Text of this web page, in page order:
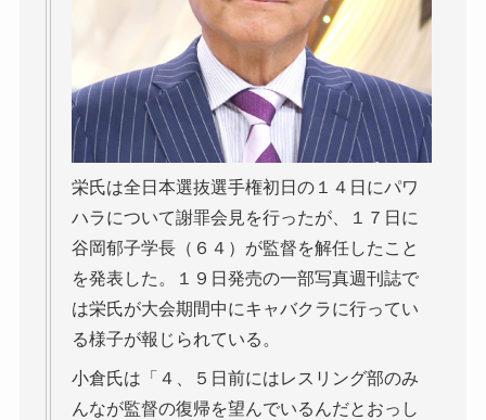
栄氏は全日本選抜選手権初日の１４日にパワ
ハラについて謝罪会見を行ったが、１７日に
谷岡郁子学長（６４）が監督を解任したこと
を発表した。１９日発売の一部写真週刊誌で
は栄氏が大会期間中にキャバクラに行ってい
る様子が報じられている。
小倉氏は「４、５日前にはレスリング部のみ
んなが監督の復帰を望んでいるんだとおっし